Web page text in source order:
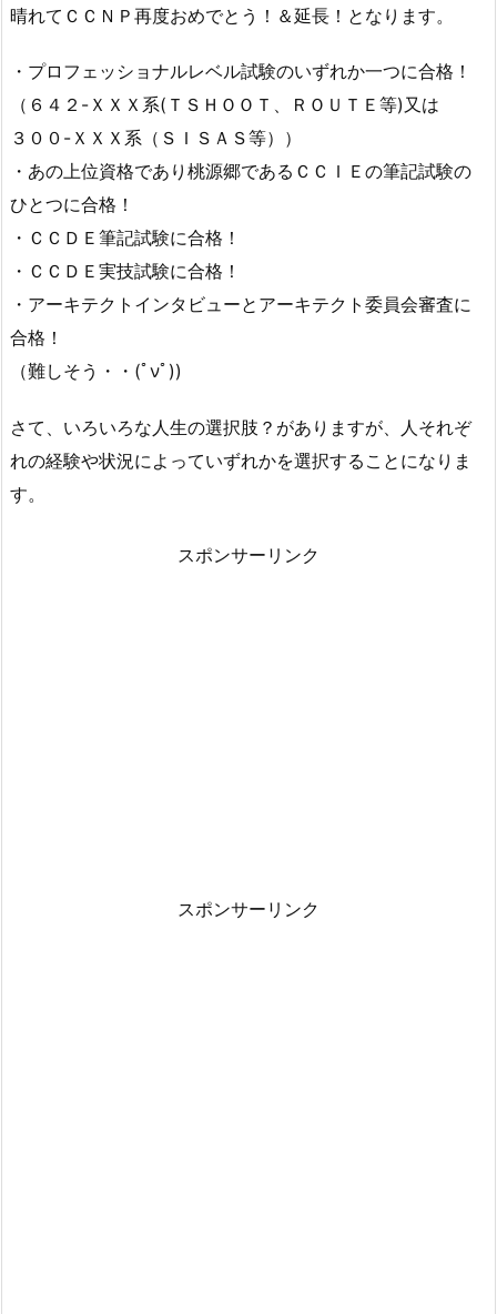
晴れてＣＣＮＰ再度おめでとう！＆延長！となります。
・プロフェッショナルレベル試験のいずれか一つに合格！
（６４２-ＸＸＸ系(ＴＳＨＯＯＴ、ＲＯＵＴＥ等)又は
３００-ＸＸＸ系（ＳＩＳＡＳ等））
・あの上位資格であり桃源郷であるＣＣＩＥの筆記試験の
ひとつに合格！
・ＣＣＤＥ筆記試験に合格！
・ＣＣＤＥ実技試験に合格！
・アーキテクトインタビューとアーキテクト委員会審査に
合格！
（難しそう・・(ﾟνﾟ))
さて、いろいろな人生の選択肢？がありますが、人それぞ
れの経験や状況によっていずれかを選択することになりま
す。
スポンサーリンク
スポンサーリンク